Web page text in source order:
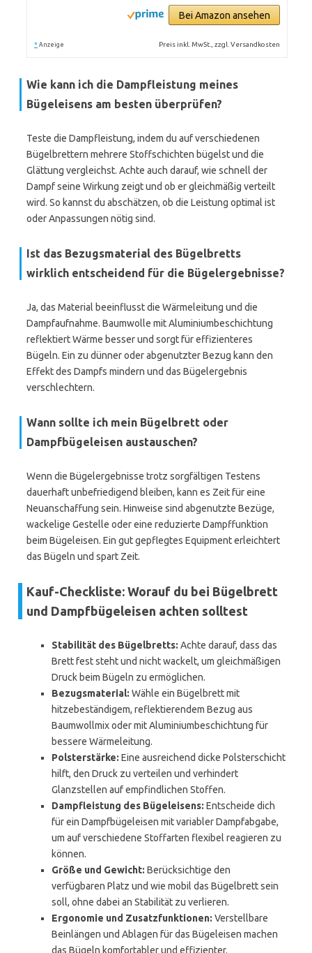
Bei Amazon ansehen
* Anzeige Preis inkl. MwSt., zzgl. Versandkosten
Wie kann ich die Dampfleistung meines
Bügeleisens am besten überprüfen?
Teste die Dampfleistung, indem du auf verschiedenen
Bügelbrettern mehrere Stoffschichten bügelst und die
Glättung vergleichst. Achte auch darauf, wie schnell der
Dampf seine Wirkung zeigt und ob er gleichmäßig verteilt
wird. So kannst du abschätzen, ob die Leistung optimal ist
oder Anpassungen nötig sind.
Ist das Bezugsmaterial des Bügelbretts
wirklich entscheidend für die Bügelergebnisse?
Ja, das Material beeinflusst die Wärmeleitung und die
Dampfaufnahme. Baumwolle mit Aluminiumbeschichtung
reflektiert Wärme besser und sorgt für effizienteres
Bügeln. Ein zu dünner oder abgenutzter Bezug kann den
Effekt des Dampfs mindern und das Bügelergebnis
verschlechtern.
Wann sollte ich mein Bügelbrett oder
Dampfbügeleisen austauschen?
Wenn die Bügelergebnisse trotz sorgfältigen Testens
dauerhaft unbefriedigend bleiben, kann es Zeit für eine
Neuanschaffung sein. Hinweise sind abgenutzte Bezüge,
wackelige Gestelle oder eine reduzierte Dampffunktion
beim Bügeleisen. Ein gut gepflegtes Equipment erleichtert
das Bügeln und spart Zeit.
Kauf-Checkliste: Worauf du bei Bügelbrett
und Dampfbügeleisen achten solltest
Stabilität des Bügelbretts: Achte darauf, dass das
Brett fest steht und nicht wackelt, um gleichmäßigen
Druck beim Bügeln zu ermöglichen.
Bezugsmaterial: Wähle ein Bügelbrett mit
hitzebeständigem, reflektierendem Bezug aus
Baumwollmix oder mit Aluminiumbeschichtung für
bessere Wärmeleitung.
Polsterstärke: Eine ausreichend dicke Polsterschicht
hilft, den Druck zu verteilen und verhindert
Glanzstellen auf empfindlichen Stoffen.
Dampfleistung des Bügeleisens: Entscheide dich
für ein Dampfbügeleisen mit variabler Dampfabgabe,
um auf verschiedene Stoffarten flexibel reagieren zu
können.
Größe und Gewicht: Berücksichtige den
verfügbaren Platz und wie mobil das Bügelbrett sein
soll, ohne dabei an Stabilität zu verlieren.
Ergonomie und Zusatzfunktionen: Verstellbare
Beinlängen und Ablagen für das Bügeleisen machen
das Bügeln komfortabler und effizienter.